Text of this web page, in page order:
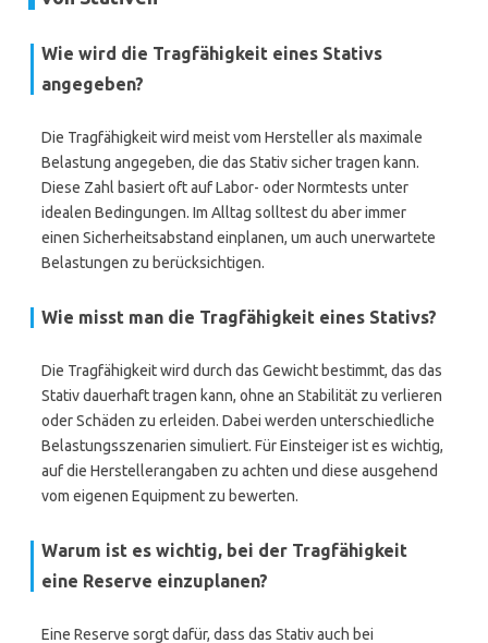
Wie wird die Tragfähigkeit eines Stativs
angegeben?
Die Tragfähigkeit wird meist vom Hersteller als maximale
Belastung angegeben, die das Stativ sicher tragen kann.
Diese Zahl basiert oft auf Labor- oder Normtests unter
idealen Bedingungen. Im Alltag solltest du aber immer
einen Sicherheitsabstand einplanen, um auch unerwartete
Belastungen zu berücksichtigen.
Wie misst man die Tragfähigkeit eines Stativs?
Die Tragfähigkeit wird durch das Gewicht bestimmt, das das
Stativ dauerhaft tragen kann, ohne an Stabilität zu verlieren
oder Schäden zu erleiden. Dabei werden unterschiedliche
Belastungsszenarien simuliert. Für Einsteiger ist es wichtig,
auf die Herstellerangaben zu achten und diese ausgehend
vom eigenen Equipment zu bewerten.
Warum ist es wichtig, bei der Tragfähigkeit
eine Reserve einzuplanen?
Eine Reserve sorgt dafür, dass das Stativ auch bei